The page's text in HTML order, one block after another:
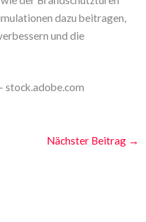
dazu beitragen,
und die
stock.adobe.com
Nächster Beitrag →